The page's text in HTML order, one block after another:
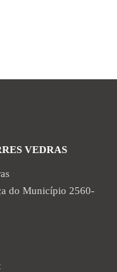
VEDRAS
do Município 2560-